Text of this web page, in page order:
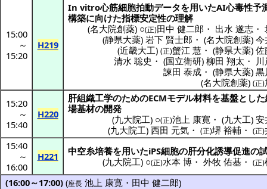
15:00
～
15:20
H219
In vitro心筋細胞拍動データを用いたAI心毒性予
構築に向けた指標安定性の理解
(名大院創薬) ○(正)田中 健二郎 ・ 出水 遂志・
(静県大薬) 岩下 賢士郎 ・ (名大院創薬) 今
(近畿大工) (正)蟹江 慧・ (静県大薬) 佐
清水 聡史 ・ (国立衛研) 柳田 翔太 ・
諫田 泰成・ (静県大薬) 黒
(名大院創薬) (正)
15:20
～
15:40
H220
肝組織工学のためのECMモデル材料を基盤とした
場基材の開発
(九大院工) ○(正)池上 康寛 ・ (九大工) 安
(九大院工) 西田 元気・ (正)堺 裕輔・ (正)
15:40
～
16:00
H221 中空糸培養を用いたiPS細胞の肝分化誘導促進の
(九大院工) ○(正)水本 博・ 外牧 佑基・ (正)
(16:00～17:00) (座長 池上 康寛 ・ 田中 健二郎)